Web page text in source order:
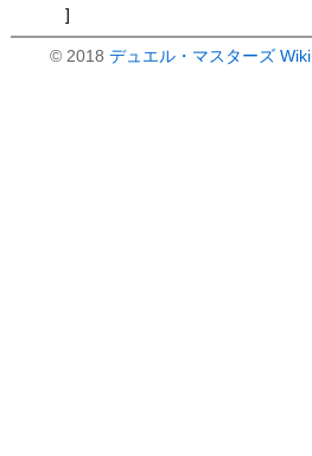
]
© 2018 デュエル・マスターズ Wiki